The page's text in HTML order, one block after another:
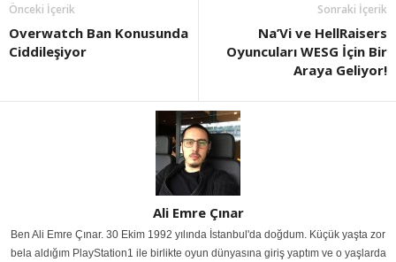
Önceki İçerik
Overwatch Ban Konusunda
Ciddileşiyor
Sonraki İçerik
Na’Vi ve HellRaisers
Oyuncuları WESG İçin Bir
Araya Geliyor!
Ali Emre Çınar
Ben Ali Emre Çınar. 30 Ekim 1992 yılında İstanbul'da doğdum. Küçük yaşta zor
bela aldığım PlayStation1 ile birlikte oyun dünyasına giriş yaptım ve o yaşlarda